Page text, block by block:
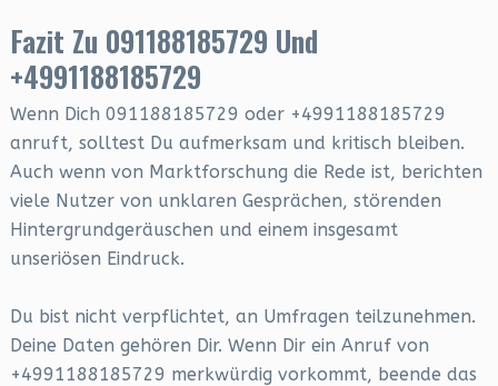
Fazit Zu 091188185729 Und
+4991188185729
Wenn Dich 091188185729 oder +4991188185729
anruft, solltest Du aufmerksam und kritisch bleiben.
Auch wenn von Marktforschung die Rede ist, berichten
viele Nutzer von unklaren Gesprächen, störenden
Hintergrundgeräuschen und einem insgesamt
unseriösen Eindruck.
Du bist nicht verpflichtet, an Umfragen teilzunehmen.
Deine Daten gehören Dir. Wenn Dir ein Anruf von
+4991188185729 merkwürdig vorkommt, beende das